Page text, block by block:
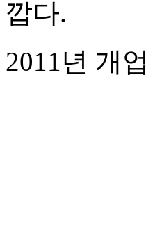
깝다.
2011년 개